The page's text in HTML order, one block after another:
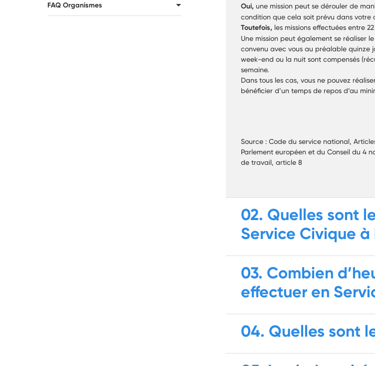
FAQ Organismes Oui, une mission peut se dérouler de
condition que cela soit prévu dans
Toutefois, les missions effectuées entre
Une mission peut également se réaliser
convenu avec vous au préalable quinze
week-end ou la nuit sont compensés
semaine.
Dans tous les cas, vous ne pouvez
bénéficier d’un temps de repos d’au
Source : Code du service national,
Parlement européen et du Conseil du 4
de travail, article 8
02. Quelles sont
Service Civique à
03. Combien
effectuer en
04. Quelles sont